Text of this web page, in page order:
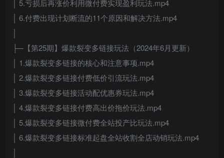
│ 5.亏损后再涨价利用微付费实现盈利玩法.mp4
│ 6.付费出现计划断流的11个原因和解决方法.mp4
│
├─【第25期】爆款裂变多链接玩法（2024年6月更新）
│ 1.爆款裂变多链接的核心和注意事项.mp4
│ 2.爆款裂变多链接付费低价引流玩法.mp4
│ 3.爆款裂变多链接活动配优惠券玩法.mp4
│ 4.爆款裂变多链接付费高出价拖价玩法.mp4
│ 5.爆款裂变多链接微付费全站投产比玩法.mp4
│ 6.爆款裂变多链接标准起盘全站收割全店动销玩法.mp4
│